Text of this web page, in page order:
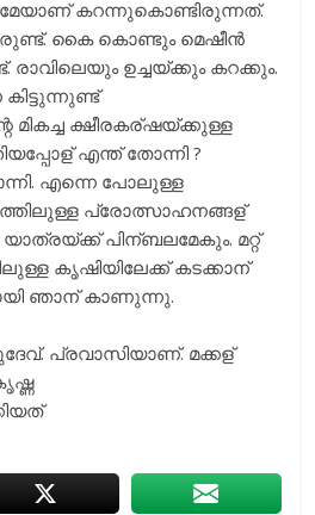
കറന്നുകൊണ്ടിരുന്നത്.
കൈ കൊണ്ടും മെഷീന്‍
ഉച്ചയ്ക്കും കറക്കും.
കിട്ടുന്നുണ്ട്
മികച്ച ക്ഷീരകര്ഷയ്ക്കുള്ള
എന്ത് തോന്നി ?
എന്നെ പോലുള്ള
പ്രോത്സാഹനങ്ങള്
യാത്രയ്ക്ക് പിന്ബലമേകും. മറ്റ്
കൃഷിയിലേക്ക് കടക്കാന്
ഞാന് കാണുന്നു.
പ്രവാസിയാണ്. മക്കള്